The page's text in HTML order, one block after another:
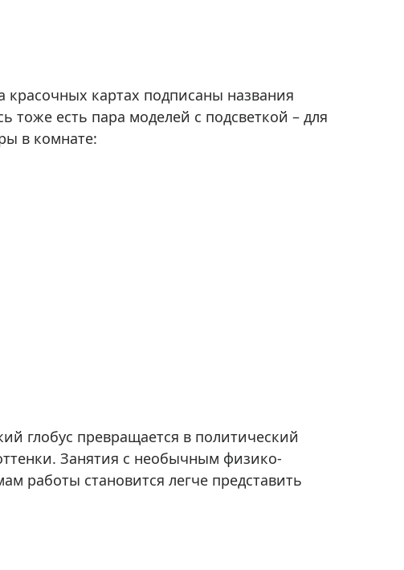
картах подписаны названия
есть пара моделей с подсветкой – для
в комнате:
глобус превращается в политический
Занятия с необычным физико-
работы становится легче представить